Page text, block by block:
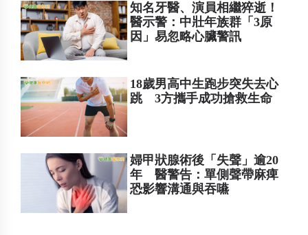
知名牙醫、演員相繼猝逝！
醫示警：中壯年族群「3原
因」易忽略心臟警訊
18歲男高中生跑步突失去心
跳 3方攜手成功搶救生命
婦甲狀腺術後「失聲」逾20
年 醫警告：單側聲帶麻痺
恐影響溝通與吞嚥